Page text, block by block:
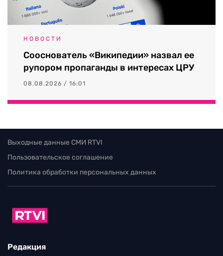
НОВОСТИ
Сооснователь «Википедии» назвал ее
рупором пропаганды в интересах ЦРУ
08.08.2026 / 16:01
Выходные данные СМИ RTVI
Пользовательское соглашение
Политика обработки персональных данных
Редакция